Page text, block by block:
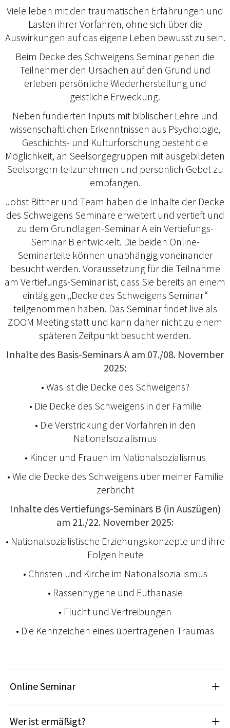
Viele leben mit den traumatischen Erfahrungen und
Lasten ihrer Vorfahren, ohne sich über die
Auswirkungen auf das eigene Leben bewusst zu sein.
Beim Decke des Schweigens Seminar gehen die
Teilnehmer den Ursachen auf den Grund und
erleben persönliche Wiederherstellung und
geistliche Erweckung.
Neben fundierten Inputs mit biblischer Lehre und
wissenschaftlichen Erkenntnissen aus Psychologie,
Geschichts- und Kulturforschung besteht die
Möglichkeit, an Seelsorgegruppen mit ausgebildeten
Seelsorgern teilzunehmen und persönlich Gebet zu
empfangen.
Jobst Bittner und Team haben die Inhalte der Decke
des Schweigens Seminare erweitert und vertieft und
zu dem Grundlagen-Seminar A ein Vertiefungs-
Seminar B entwickelt. Die beiden Online-
Seminarteile können unabhängig voneinander
besucht werden. Voraussetzung für die Teilnahme
am Vertiefungs-Seminar ist, dass Sie bereits an einem
eintägigen „Decke des Schweigens Seminar“
teilgenommen haben. Das Seminar findet live als
ZOOM Meeting statt und kann daher nicht zu einem
späteren Zeitpunkt besucht werden.
Inhalte des Basis-Seminars A am 07./08. November
2025:
• Was ist die Decke des Schweigens?
• Die Decke des Schweigens in der Familie
• Die Verstrickung der Vorfahren in den
Nationalsozialismus
• Kinder und Frauen im Nationalsozialismus
• Wie die Decke des Schweigens über meiner Familie
zerbricht
Inhalte des Vertiefungs-Seminars B (in Auszügen)
am 21./22. November 2025:
• Nationalsozialistische Erziehungskonzepte und ihre
Folgen heute
• Christen und Kirche im Nationalsozialismus
• Rassenhygiene und Euthanasie
• Flucht und Vertreibungen
• Die Kennzeichen eines übertragenen Traumas
Online Seminar
Wer ist ermäßigt?